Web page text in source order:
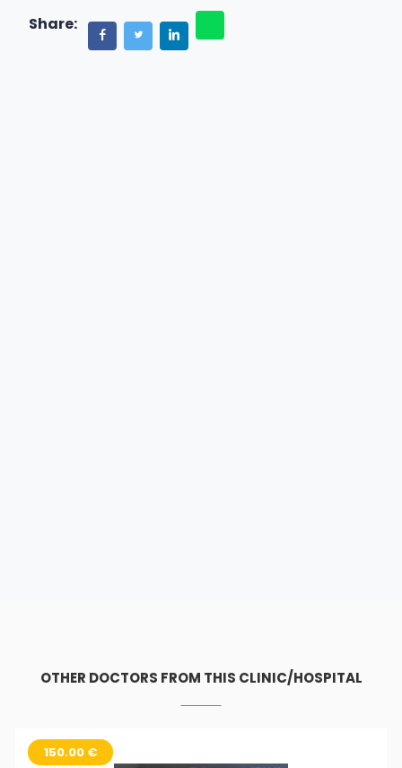
Share:
OTHER DOCTORS FROM THIS CLINIC/HOSPITAL
150.00 €